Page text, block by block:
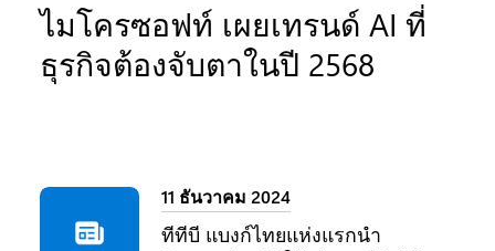
ไมโครซอฟท์ เผยเทรนด์ AI ที่
ธุรกิจต้องจับตาในปี 2568
11 ธันวาคม 2024
ทีทีบี แบงก์ไทยแห่งแรกนำ